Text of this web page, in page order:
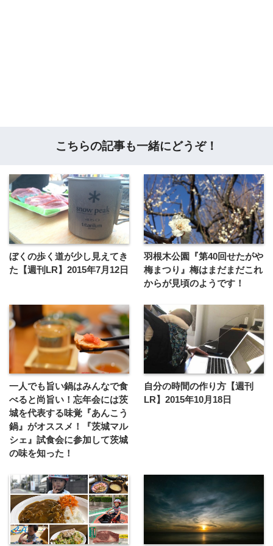
こちらの記事も一緒にどうぞ！
ぼくの歩く道が少し見えてき
た【週刊LR】2015年7月12日
羽根木公園『第40回せたがや
梅まつり』梅はまだまだこれ
からが見頃のようです！
一人でも旨い鍋はみんなで食
べると尚旨い！忘年会には茨
城を代表する味覚『あんこう
鍋』がオススメ！『茨城マル
シェ』試食会に参加して茨城
の味を知った！
自分の時間の作り方【週刊
LR】2015年10月18日